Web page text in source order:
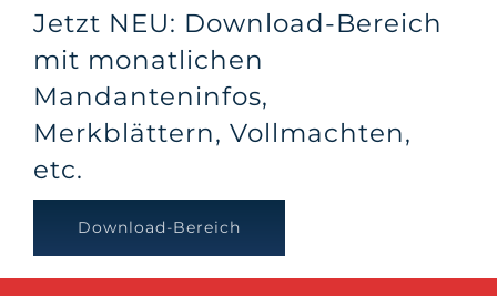
Jetzt NEU: Download-Bereich
mit monatlichen
Mandanteninfos,
Merkblättern, Vollmachten,
etc.
Download-Bereich